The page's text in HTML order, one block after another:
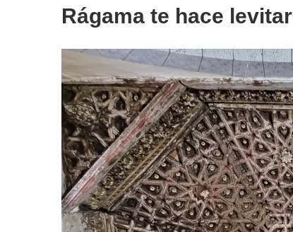
Rágama te hace levitar